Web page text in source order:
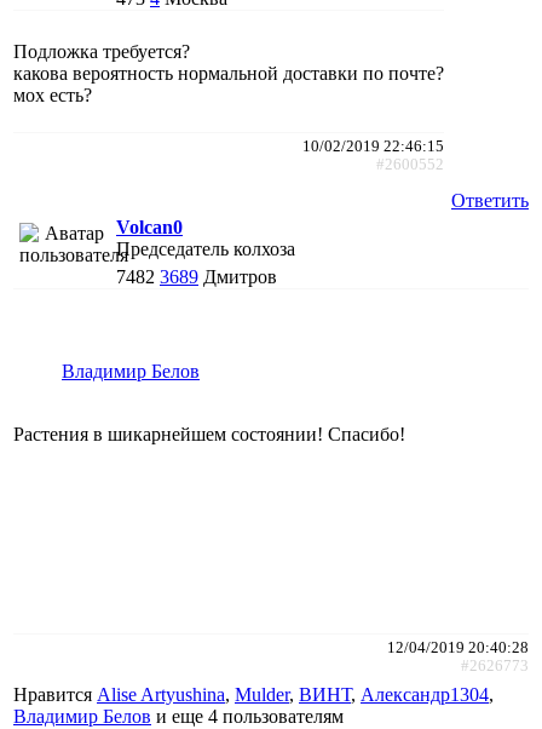
Подложка требуется?
какова вероятность нормальной доставки по почте?
мох есть?
10/02/2019 22:46:15
#2600552
Ответить
Volcan0
Председатель колхоза
7482 3689 Дмитров
Владимир Белов
Растения в шикарнейшем состоянии! Спасибо!
12/04/2019 20:40:28
#2626773
Нравится Alise Artyushina, Mulder, ВИНТ, Александр1304,
Владимир Белов и еще 4 пользователям